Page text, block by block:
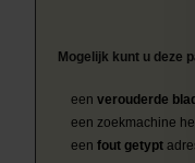
Mogelijk kunt u deze
een verouderde
een zoekmachine
een fout getypt